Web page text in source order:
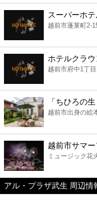
エンタメ
レジャー
書店
ファミレス
ファーストフード
カフェ
ショッピング
スーパーホ
越前市蓬莱町2-
ホテルクラ
越前市府中1丁
「ちひろの
越前市出身の絵
越前市サマ
ミュージック花
アル・プラザ武生 周辺情